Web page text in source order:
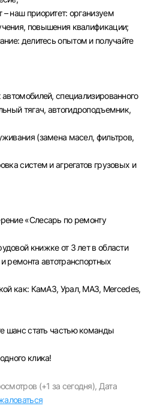
кабинет
и оставлять отклики
наш приоритет: организуем
повышения квалификации;
делитесь опытом и получайте
специализированного
тягач, автогидроподъемник,
(замена масел, фильтров,
систем и агрегатов грузовых и
«Слесарь по ремонту
книжке от 3 лет в области
ремонта автотранспортных
как: КамАЗ, Урал, МАЗ, Mercedes,
шанс стать частью команды
клика!
(+1 за сегодня), Дата